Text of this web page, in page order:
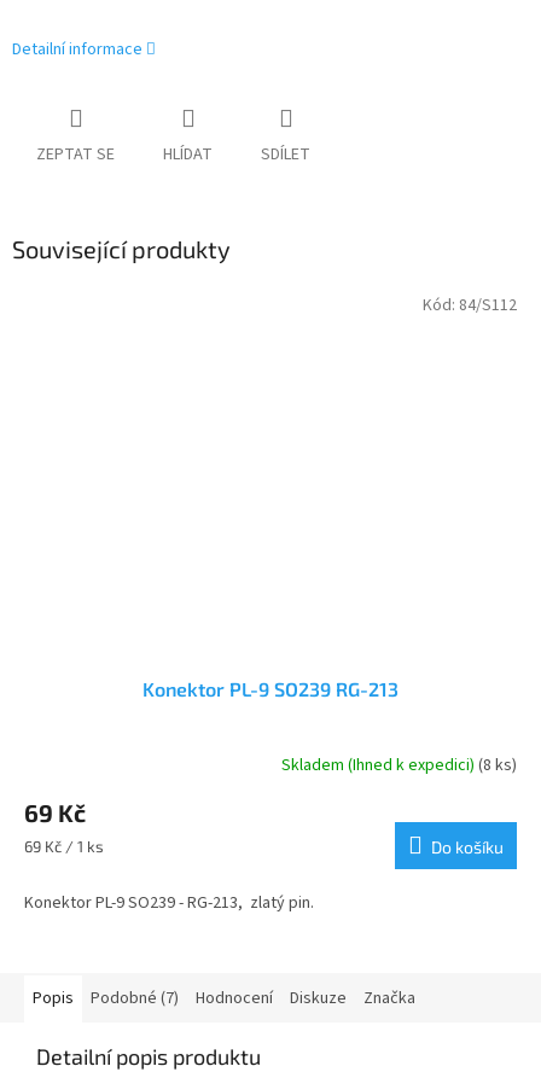
Detailní informace
ZEPTAT SE HLÍDAT SDÍLET
Související produkty
Konektor PL-9 SO239 RG-213
Skladem (Ihned k expedici) (8 ks)
69 Kč
Měrná
69 Kč / 1 ks Do košíku
Konektor PL-9 SO239 - RG-213, zlatý pin.
Kód: 84/S112
Popis Podobné (7) Hodnocení Diskuze Značka
Detailní popis produktu